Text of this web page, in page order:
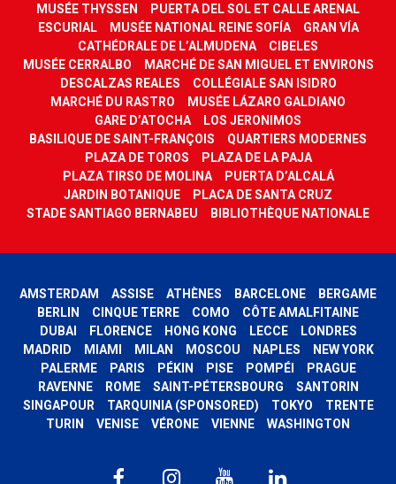
MUSÉE THYSSEN
PUERTA DEL SOL ET CALLE ARENAL
ESCURIAL
MUSÉE NATIONAL REINE SOFÍA
GRAN VÍA
CATHÉDRALE DE L’ALMUDENA
CIBELES
MUSÉE CERRALBO
MARCHÉ DE SAN MIGUEL ET ENVIRONS
DESCALZAS REALES
COLLÉGIALE SAN ISIDRO
MARCHÉ DU RASTRO
MUSÉE LÁZARO GALDIANO
GARE D’ATOCHA
LOS JERONIMOS
BASILIQUE DE SAINT-FRANÇOIS
QUARTIERS MODERNES
PLAZA DE TOROS
PLAZA DE LA PAJA
PLAZA TIRSO DE MOLINA
PUERTA D’ALCALÁ
JARDIN BOTANIQUE
PLACA DE SANTA CRUZ
STADE SANTIAGO BERNABEU
BIBLIOTHÈQUE NATIONALE
AMSTERDAM ASSISE ATHÈNES BARCELONE
BERGAME
BERLIN
CINQUE TERRE COMO
CÔTE AMALFITAINE
DUBAI
FLORENCE HONG KONG LECCE
LONDRES
MADRID
MIAMI MILAN MOSCOU NAPLES
NEW YORK
PALERME
PARIS PÉKIN PISE POMPÉI
PRAGUE
RAVENNE
ROME SAINT-PÉTERSBOURG
SANTORIN
SINGAPOUR
TARQUINIA (SPONSORED) TOKYO
TRENTE
TURIN
VENISE VÉRONE VIENNE WASHINGTON